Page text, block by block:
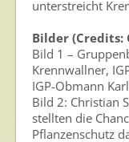
unterstreicht
Bilder (Credits:
Bild 1 –
Krennwallner,
IGP-Obmann
Bild 2: Christian
stellten die
Pflanzenschutz